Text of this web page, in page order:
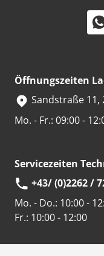
Öffnungszeiten
Sandstraße 11,
Mo. - Fr.: 09:00 -
Servicezeiten
+43/ (0)2262 /
Mo. - Do.: 10:00 -
Fr.: 10:00 - 12:00